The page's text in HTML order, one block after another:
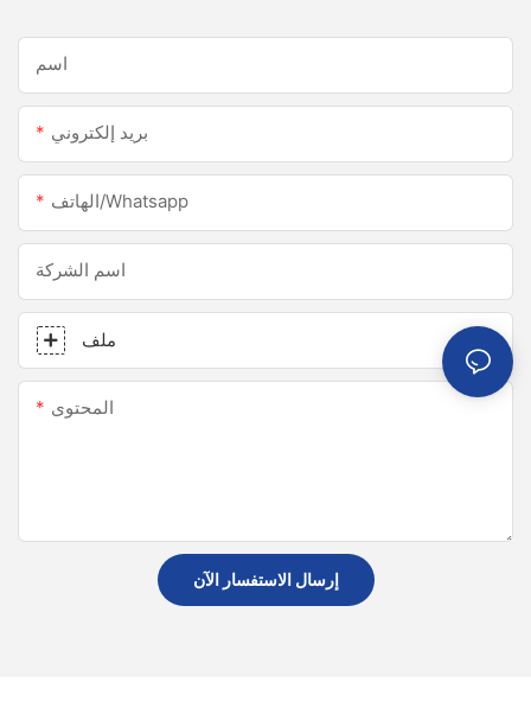
اسم
بريد إلكتروني
الهاتف/whatsapp
اسم الشركة
ملف
المحتوى
إرسال الاستفسار الآن